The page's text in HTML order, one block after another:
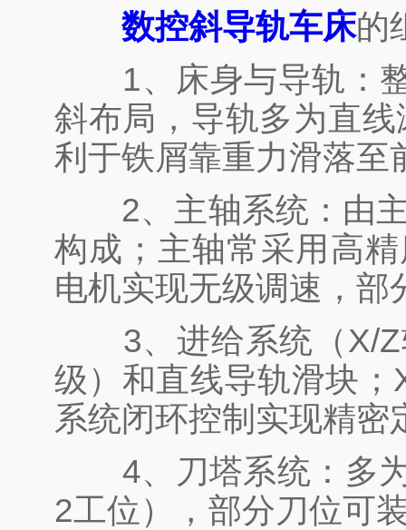
数控斜导轨车床的
1、床身与导轨：整
斜布局，导轨多为直
利于铁屑靠重力滑落至
2、主轴系统：由主
构成；主轴常采用高
电机实现无级调速，部
3、进给系统（X/Z
级）和直线导轨滑块
系统闭环控制实现精密
4、刀塔系统：多为
2工位），部分刀位可